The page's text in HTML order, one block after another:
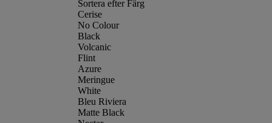
Sortera efter Färg
Cerise
No Colour
Black
Volcanic
Flint
Azure
Meringue
White
Bleu Riviera
Matte Black